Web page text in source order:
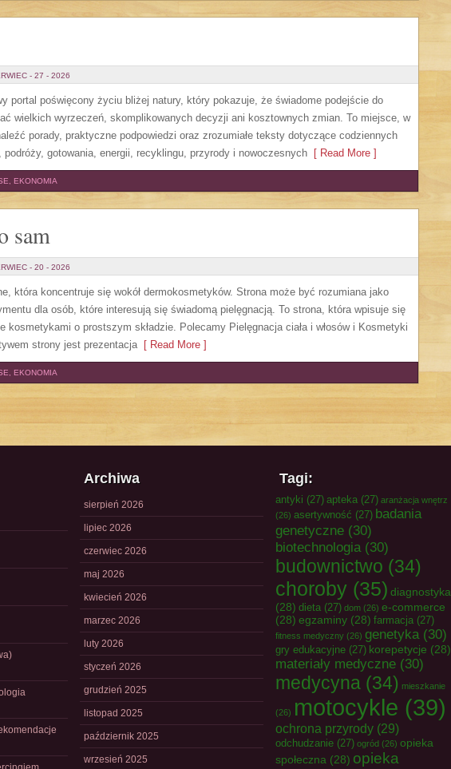
- 27 - 2026
portal poświęcony życiu bliżej natury, który pokazuje, że świadome podejście do
wielkich wyrzeczeń, skomplikowanych decyzji ani kosztownych zmian. To miejsce, w
porady, praktyczne podpowiedzi oraz zrozumiałe teksty dotyczące codziennych
podróży, gotowania, energii, recyklingu, przyrody i nowoczesnych [ Read More ]
EKONOMIA
sam
- 20 - 2026
która koncentruje się wokół dermokosmetyków. Strona może być rozumiana jako
dla osób, które interesują się świadomą pielęgnacją. To strona, która wpisuje się
kosmetykami o prostszym składzie. Polecamy Pielęgnacja ciała i włosów i Kosmetyki
strony jest prezentacja[ Read More ]
EKONOMIA
Archiwa
sierpień 2026
lipiec 2026
czerwiec 2026
maj 2026
kwiecień 2026
marzec 2026
luty 2026
styczeń 2026
grudzień 2025
listopad 2025
październik 2025
wrzesień 2025
Tagi:
antyki (27) apteka (27) aranżacja wnętrz
(26) asertywność (27) badania
genetyczne (30)
biotechnologia(30)
budownictwo (34)
choroby (35) diagnostyka
(28) dieta (27) dom (26) e-commerce
(28) egzaminy (28) farmacja (27)
fitness medyczny (26) genetyka(30)
gry edukacyjne (27) korepetycje (28)
materiały medyczne (30)
medycyna (34) mieszkanie
(26) motocykle (39)
ochrona przyrody (29)
odchudzanie (27) ogród (26) opieka
społeczna (28) opieka